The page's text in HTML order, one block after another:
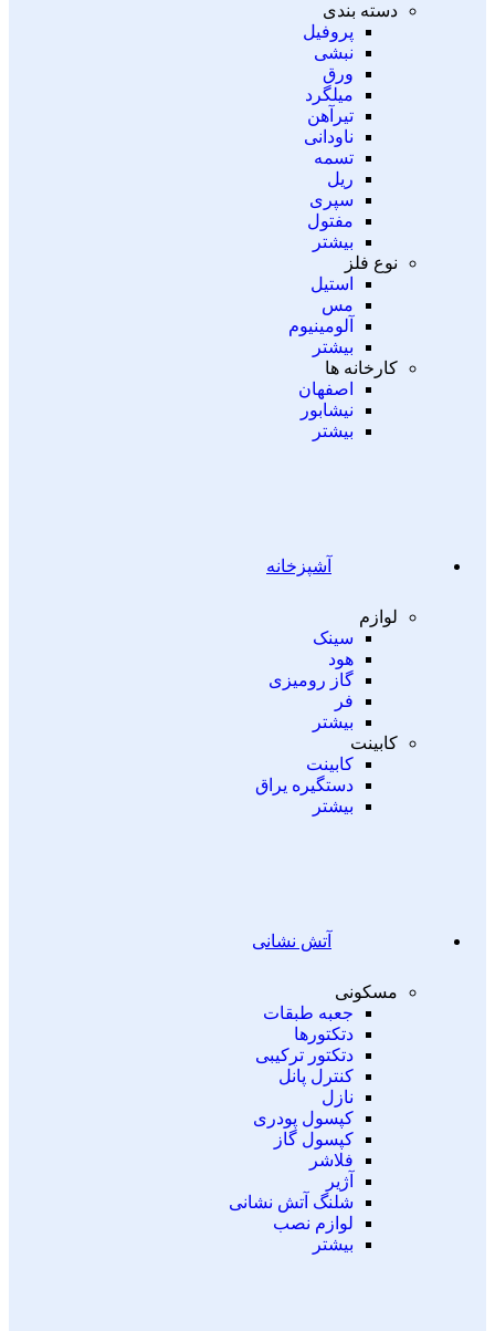
دسته بندی
پروفیل
نبشی
ورق
میلگرد
تیرآهن
ناودانی
تسمه
ریل
سپری
مفتول
بیشتر
نوع فلز
استیل
مس
آلومینیوم
بیشتر
کارخانه ها
اصفهان
نیشابور
بیشتر
آشپزخانه
لوازم
سینک
هود
گاز رومیزی
فر
بیشتر
کابینت
کابینت
دستگیره یراق
بیشتر
آتش نشانی
مسکونی
جعبه طبقات
دتکتورها
دتکتور ترکیبی
کنترل پانل
نازل
کپسول پودری
کپسول گاز
فلاشر
آژیر
شلنگ آتش نشانی
لوازم نصب
بیشتر